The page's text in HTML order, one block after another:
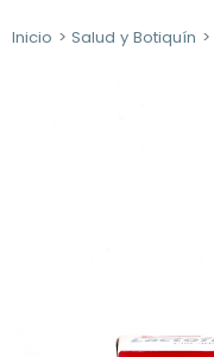
Inicio Salud y Botiquín